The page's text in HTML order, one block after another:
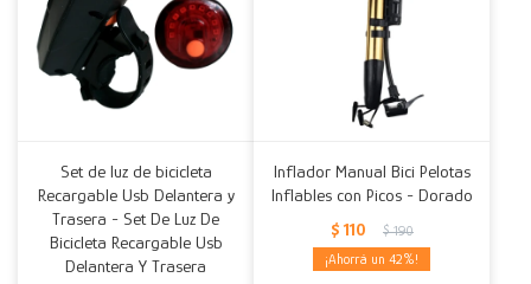
Set de luz de bicicleta
Recargable Usb Delantera y
Trasera - Set De Luz De
Bicicleta Recargable Usb
Delantera Y Trasera
Inflador Manual Bici Pelotas
Inflables con Picos - Dorado
$ 110 $ 190
42